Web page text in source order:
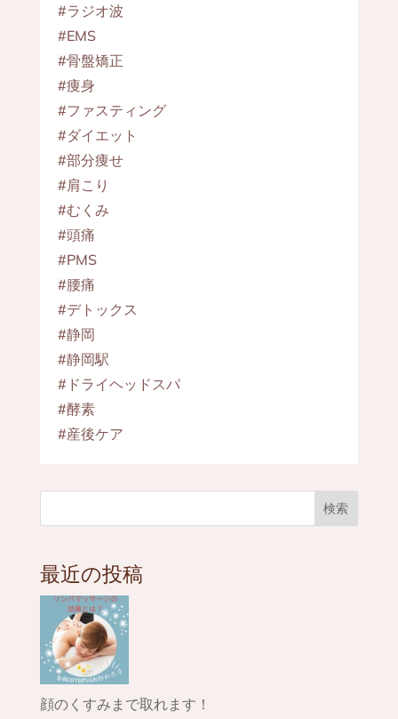
#ラジオ波
#EMS
#骨盤矯正
#痩身
#ファスティング
#ダイエット
#部分痩せ
#肩こり
#むくみ
#頭痛
#PMS
#腰痛
#デトックス
#静岡
#静岡駅
#ドライヘッドスパ
#酵素
#産後ケア
検索
最近の投稿
顔のくすみまで取れます！